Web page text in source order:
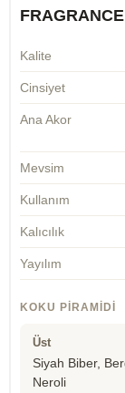
Kalite
Cinsiyet
Ana Akor
Mevsim
Kullanım
Kalıcılık
Yayılım
KOKU PIRAMIDI
Üst
Siyah Biber,
Neroli